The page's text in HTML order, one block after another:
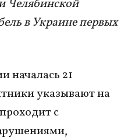
Челябинской
в Украине первых
началась 21
указывают на
с